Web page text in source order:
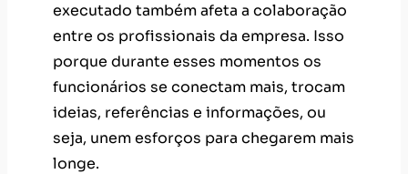
executado também afeta a colaboração
entre os profissionais da empresa. Isso
porque durante esses momentos os
funcionários se conectam mais, trocam
ideias, referências e informações, ou
seja, unem esforços para chegarem mais
longe.